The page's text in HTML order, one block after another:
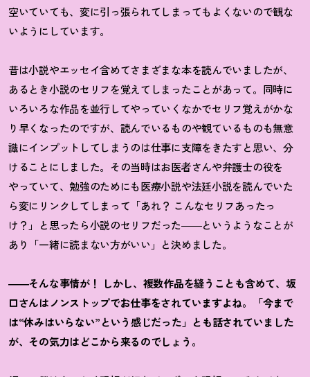
空いていても、変に引っ張られてしまってもよくないので観な
いようにしています。
昔は小説やエッセイ含めてさまざまな本を読んでいましたが、
あるとき小説のセリフを覚えてしまったことがあって。同時に
いろいろな作品を並行してやっていくなかでセリフ覚えがかな
り早くなったのですが、読んでいるものや観ているものも無意
識にインプットしてしまうのは仕事に支障をきたすと思い、分
けることにしました。その当時はお医者さんや弁護士の役を
やっていて、勉強のためにも医療小説や法廷小説を読んでいた
ら変にリンクしてしまって「あれ？ こんなセリフあったっ
け ？ 」と思ったら小説のセリフだった――というようなことが
あり「一緒に読まない方がいい」と決めました。
――そんな事情が！ しかし、複数作品を縫うことも含めて、坂
口さんはノンストップでお仕事をされていますよね。「今まで
は“休みはいらない”という感じだった」とも話されていました
が、その気力はどこから来るのでしょう。